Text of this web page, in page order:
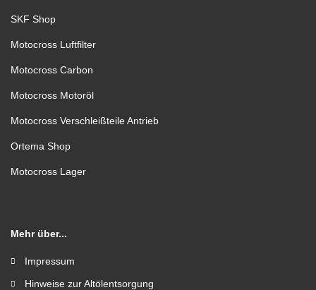
SKF Shop
Motocross Luftfilter
Motocross Carbon
Motocross Motoröl
Motocross Verschleißteile Antrieb
Ortema Shop
Motocross Lager
Mehr über...
Impressum
Hinweise zur Altölentsorgung